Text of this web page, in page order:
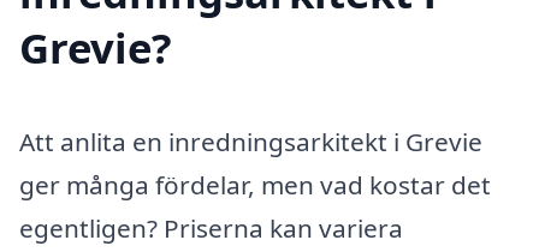
Grevie?
Att anlita en inredningsarkitekt i Grevie
ger många fördelar, men vad kostar det
egentligen? Priserna kan variera